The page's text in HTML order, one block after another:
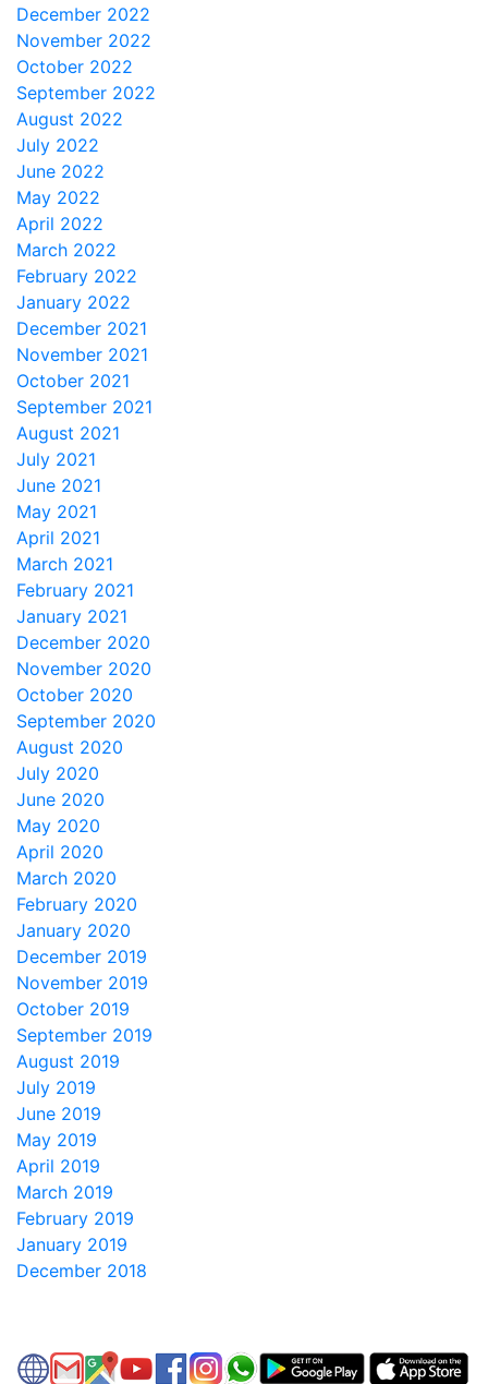
December 2022
November 2022
October 2022
September 2022
August 2022
July 2022
June 2022
May 2022
April 2022
March 2022
February 2022
January 2022
December 2021
November 2021
October 2021
September 2021
August 2021
July 2021
June 2021
May 2021
April 2021
March 2021
February 2021
January 2021
December 2020
November 2020
October 2020
September 2020
August 2020
July 2020
June 2020
May 2020
April 2020
March 2020
February 2020
January 2020
December 2019
November 2019
October 2019
September 2019
August 2019
July 2019
June 2019
May 2019
April 2019
March 2019
February 2019
January 2019
December 2018